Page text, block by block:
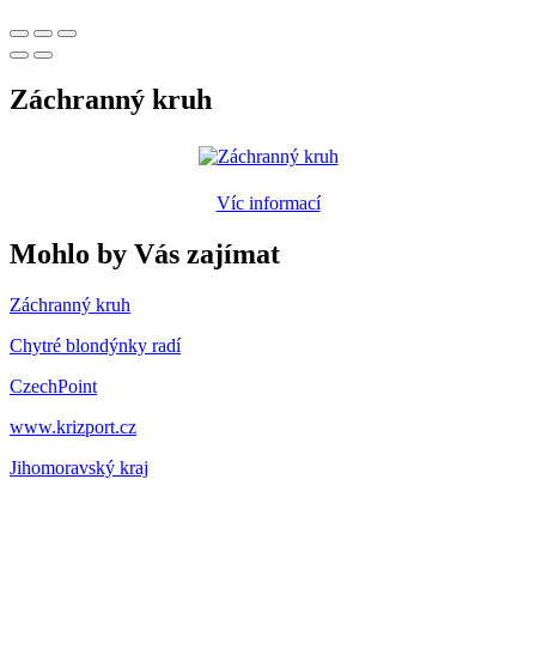
Záchranný kruh
Víc informací
Mohlo by Vás zajímat
Záchranný kruh
Chytré blondýnky radí
CzechPoint
www.krizport.cz
Jihomoravský kraj